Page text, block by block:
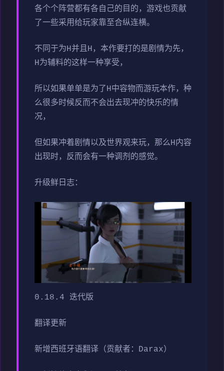
各个个阵营都有各自己的目的，游戏也贡献
了一些采用给玩家靠至合纵连横。
不同于为H并且H，本作要打的是剧情为先，
H为辅料的这样一种享受，
所以如果单单是为了H中容物而游玩本作，种
么很多时候反而不会出去现冲的快乐的情
况，
但如果冲着剧情以及世界观来玩，那么H内容
出现时，反而会有一种调剂的感觉。
升级鲜日志：
0.18.4 迭代版
翻译更新
新增西班牙语翻译（贡献者：Darax）